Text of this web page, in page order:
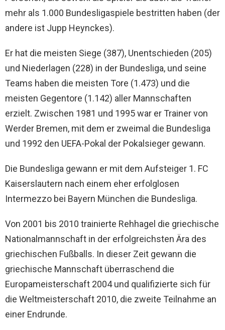
mehr als 1.000 Bundesligaspiele bestritten haben (der
andere ist Jupp Heynckes).
Er hat die meisten Siege (387), Unentschieden (205)
und Niederlagen (228) in der Bundesliga, und seine
Teams haben die meisten Tore (1.473) und die
meisten Gegentore (1.142) aller Mannschaften
erzielt. Zwischen 1981 und 1995 war er Trainer von
Werder Bremen, mit dem er zweimal die Bundesliga
und 1992 den UEFA-Pokal der Pokalsieger gewann.
Die Bundesliga gewann er mit dem Aufsteiger 1. FC
Kaiserslautern nach einem eher erfolglosen
Intermezzo bei Bayern München die Bundesliga.
Von 2001 bis 2010 trainierte Rehhagel die griechische
Nationalmannschaft in der erfolgreichsten Ära des
griechischen Fußballs. In dieser Zeit gewann die
griechische Mannschaft überraschend die
Europameisterschaft 2004 und qualifizierte sich für
die Weltmeisterschaft 2010, die zweite Teilnahme an
einer Endrunde.